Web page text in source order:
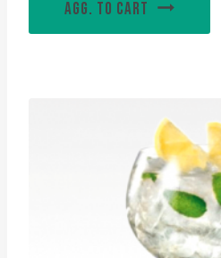
AGG. TO CART